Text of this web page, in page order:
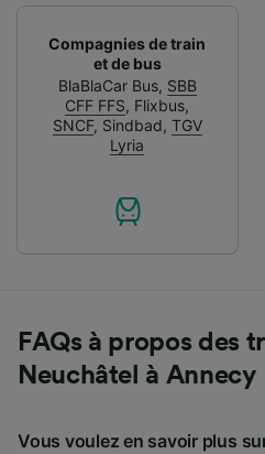
Compagnies de train
et de bus
BlaBlaCar Bus, SBB
CFF FFS, Flixbus,
SNCF, Sindbad, TGV
Lyria
FAQs à propos des
Neuchâtel à Annecy
Vous voulez en savoir plus